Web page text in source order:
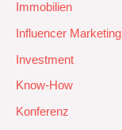
Immobilien
Influencer Marketing
Investment
Know-How
Konferenz